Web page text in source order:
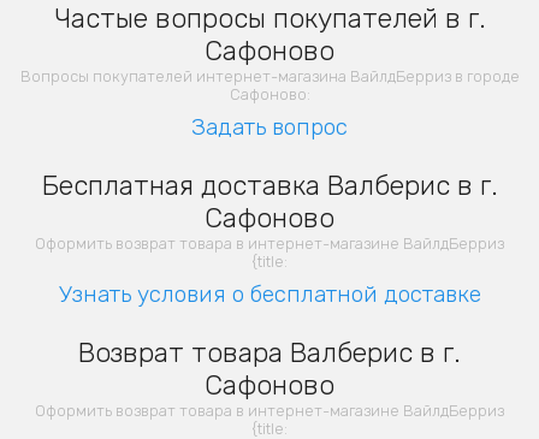
Частые вопросы покупателей в г.
Сафоново
Вопросы покупателей интернет-магазина ВайлдБерриз в городе
Сафоново:
Задать вопрос
Бесплатная доставка Валберис в г.
Сафоново
Оформить возврат товара в интернет-магазине ВайлдБерриз
{title:
Узнать условия о бесплатной доставке
Возврат товара Валберис в г.
Сафоново
Оформить возврат товара в интернет-магазине ВайлдБерриз
{title: